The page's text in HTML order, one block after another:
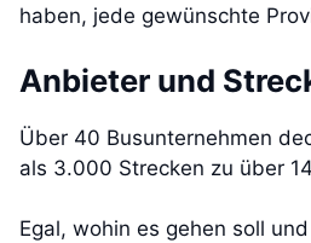
haben, jede gewünschte
Anbieter und
Über 40 Busunternehmen
als 3.000 Strecken zu über
Egal, wohin es gehen soll